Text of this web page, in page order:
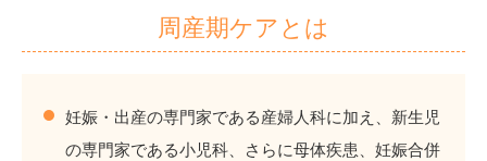
周産期ケアとは
妊娠・出産の専門家である産婦人科に加え、新生児
の専門家である小児科、さらに母体疾患、妊娠合併